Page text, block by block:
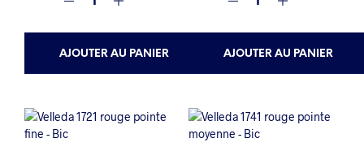
AJOUTER AU PANIER AJOUTER AU PANIER